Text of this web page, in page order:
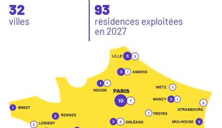
villes
32
résidences exploitées
en 2027
93